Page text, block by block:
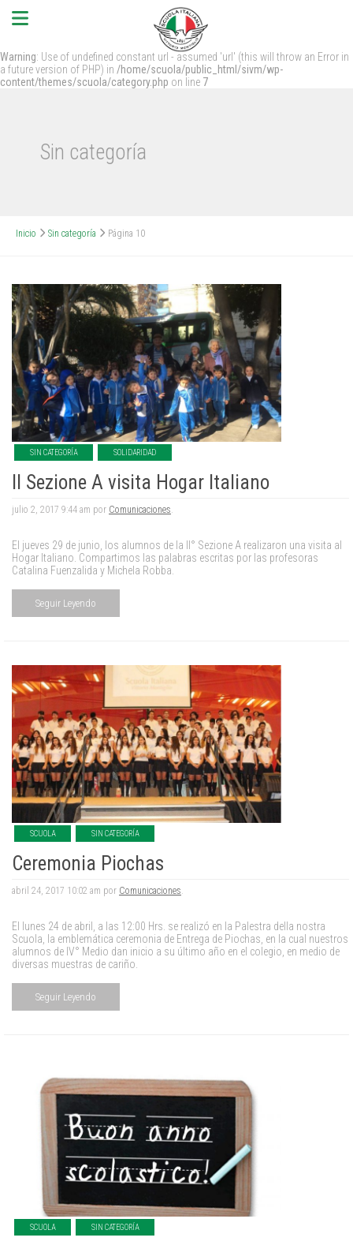
Warning: Use of undefined constant url - assumed 'url' (this will throw an Error in
a future version of PHP) in /home/scuola/public_html/sivm/wp-
content/themes/scuola/category.php on line 7
Sin categoría
Inicio Sin categoría Página 10
SIN CATEGORÍA SOLIDARIDAD
II Sezione A visita Hogar Italiano
julio 2, 2017 9:44 am por Comunicaciones.
El jueves 29 de junio, los alumnos de la II° Sezione A realizaron una visita al
Hogar Italiano. Compartimos las palabras escritas por las profesoras
Catalina Fuenzalida y Michela Robba.
Seguir Leyendo
SCUOLA SIN CATEGORÍA
Ceremonia Piochas
abril 24, 2017 10:02 am por Comunicaciones.
El lunes 24 de abril, a las 12:00 Hrs. se realizó en la Palestra della nostra
Scuola, la emblemática ceremonia de Entrega de Piochas, en la cual nuestros
alumnos de IV° Medio dan inicio a su último año en el colegio, en medio de
diversas muestras de cariño.
Seguir Leyendo
SCUOLA SIN CATEGORÍA